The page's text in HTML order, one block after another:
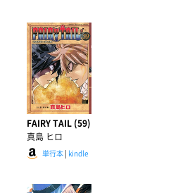
FAIRY TAIL (59)
真島 ヒロ
単行本| kindle